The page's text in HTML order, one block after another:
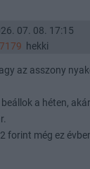
07. 08. 17:15
hekki
az asszony
a héten,
forint még ez